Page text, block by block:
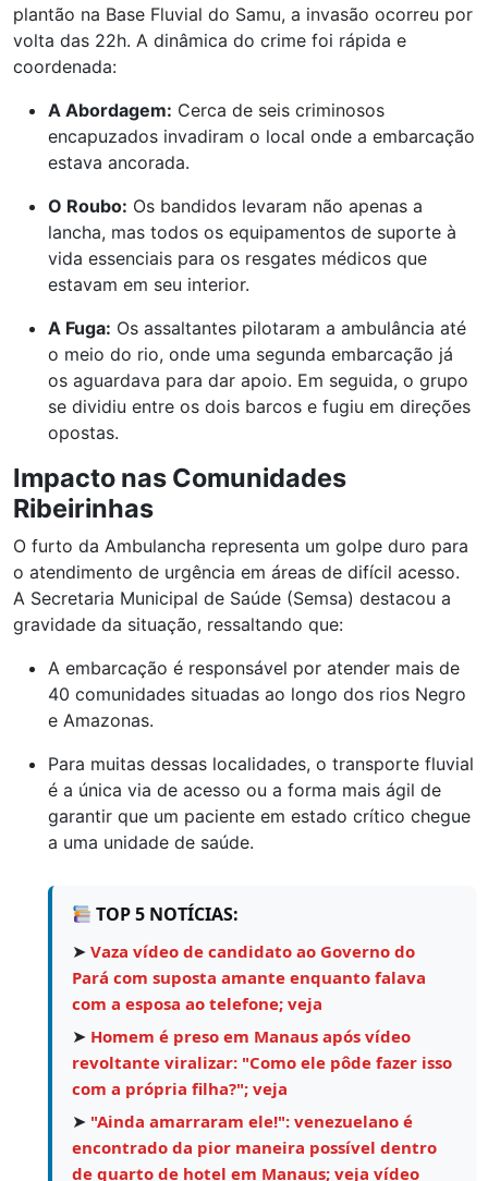
plantão na Base Fluvial do Samu, a invasão ocorreu por
volta das 22h. A dinâmica do crime foi rápida e
coordenada:
A Abordagem: Cerca de seis criminosos
encapuzados invadiram o local onde a embarcação
estava ancorada.
O Roubo: Os bandidos levaram não apenas a
lancha, mas todos os equipamentos de suporte à
vida essenciais para os resgates médicos que
estavam em seu interior.
A Fuga: Os assaltantes pilotaram a ambulância até
o meio do rio, onde uma segunda embarcação já
os aguardava para dar apoio. Em seguida, o grupo
se dividiu entre os dois barcos e fugiu em direções
opostas.
Impacto nas Comunidades
Ribeirinhas
O furto da Ambulancha representa um golpe duro para
o atendimento de urgência em áreas de difícil acesso.
A Secretaria Municipal de Saúde (Semsa) destacou a
gravidade da situação, ressaltando que:
A embarcação é responsável por atender mais de
40 comunidades situadas ao longo dos rios Negro
e Amazonas.
Para muitas dessas localidades, o transporte fluvial
é a única via de acesso ou a forma mais ágil de
garantir que um paciente em estado crítico chegue
a uma unidade de saúde.
TOP 5 NOTÍCIAS:
➤ Vaza vídeo de candidato ao Governo do
Pará com suposta amante enquanto falava
com a esposa ao telefone; veja
➤ Homem é preso em Manaus após vídeo
revoltante viralizar: "Como ele pôde fazer isso
com a própria filha?"; veja
➤ "Ainda amarraram ele!": venezuelano é
encontrado da pior maneira possível dentro
de quarto de hotel em Manaus; veja vídeo